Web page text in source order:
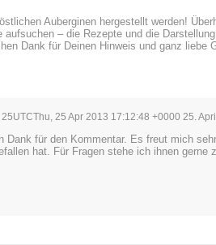
Auberginen hergestellt werden!
– die Rezepte und die
Dank für Deinen Hinweis und ganz liebe
25 Apr 2013 17:12:48 +0000 25.
Dank für den Kommentar. Es freut mich
hat. Für Fragen stehe ich ihnen gerne